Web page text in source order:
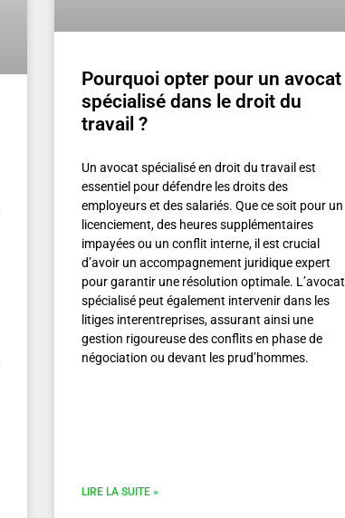
Pourquoi opter pour un avocat
spécialisé dans le droit du
travail ?
Un avocat spécialisé en droit du travail est
essentiel pour défendre les droits des
employeurs et des salariés. Que ce soit pour un
licenciement, des heures supplémentaires
impayées ou un conflit interne, il est crucial
d’avoir un accompagnement juridique expert
pour garantir une résolution optimale. L’avocat
spécialisé peut également intervenir dans les
litiges interentreprises, assurant ainsi une
gestion rigoureuse des conflits en phase de
négociation ou devant les prud’hommes.
LIRE LA SUITE »